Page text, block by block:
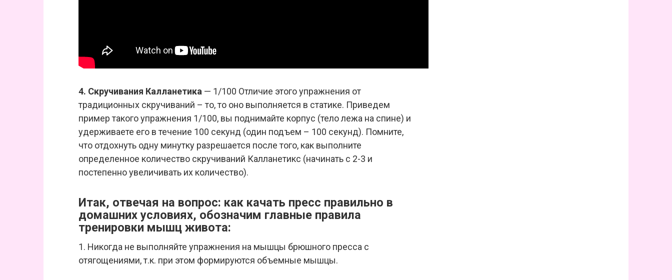
4. Скручивания Калланетика — 1/100 Отличие этого упражнения от
традиционных скручиваний – то, то оно выполняется в статике. Приведем
пример такого упражнения 1/100, вы поднимайте корпус (тело лежа на спине) и
удерживаете его в течение 100 секунд (один подъем – 100 секунд). Помните,
что отдохнуть одну минутку разрешается после того, как выполните
определенное количество скручиваний Калланетикс (начинать с 2-3 и
постепенно увеличивать их количество).
Итак, отвечая на вопрос: как качать пресс правильно в
домашних условиях, обозначим главные правила
тренировки мышц живота:
1. Никогда не выполняйте упражнения на мышцы брюшного пресса с
отягощениями, т.к. при этом формируются объемные мышцы.